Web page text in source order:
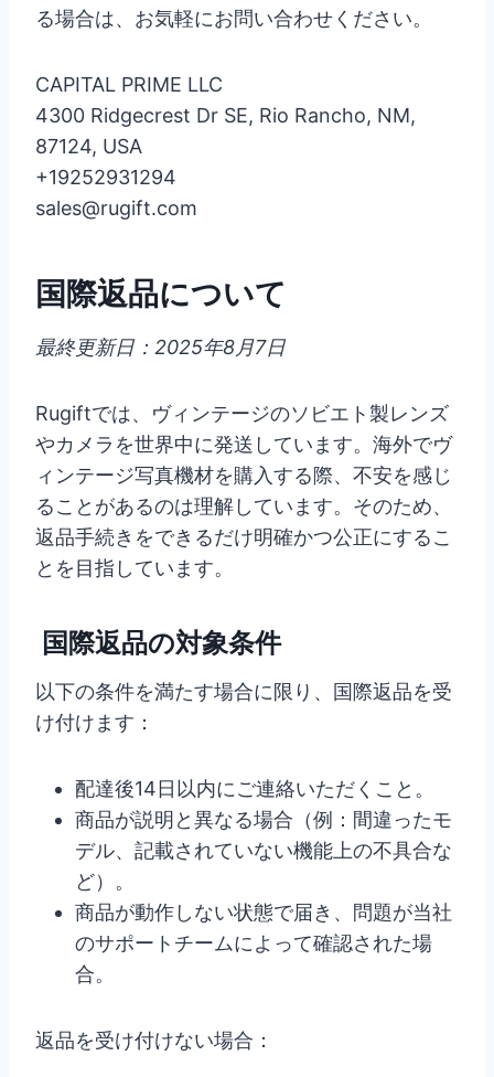
る場合は、お気軽にお問い合わせください。
CAPITAL PRIME LLC
4300 Ridgecrest Dr SE, Rio Rancho, NM,
87124, USA
+19252931294
sales@rugift.com
国際返品について
最終更新日：2025年8月7日
Rugiftでは、ヴィンテージのソビエト製レンズ
やカメラを世界中に発送しています。海外でヴ
ィンテージ写真機材を購入する際、不安を感じ
ることがあるのは理解しています。そのため、
返品手続きをできるだけ明確かつ公正にするこ
とを目指しています。
国際返品の対象条件
以下の条件を満たす場合に限り、国際返品を受
け付けます：
配達後14日以内にご連絡いただくこと。
商品が説明と異なる場合（例：間違ったモ
デル、記載されていない機能上の不具合な
ど）。
商品が動作しない状態で届き、問題が当社
のサポートチームによって確認された場
合。
返品を受け付けない場合：